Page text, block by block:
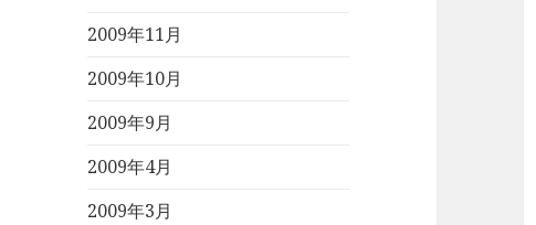
2009年11月
2009年10月
2009年9月
2009年4月
2009年3月